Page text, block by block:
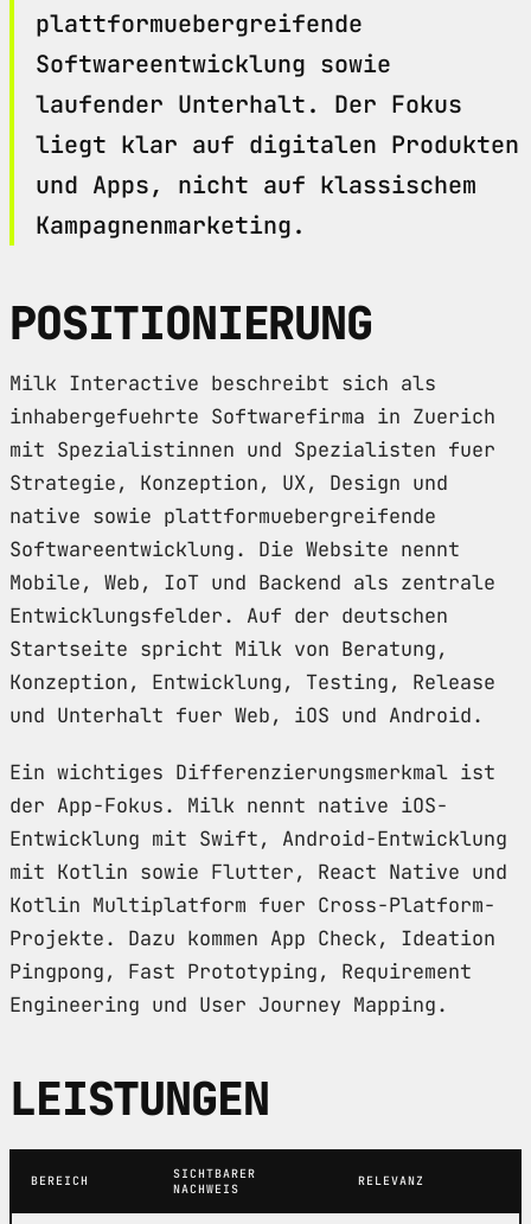
plattformuebergreifende
Softwareentwicklung sowie
laufender Unterhalt. Der Fokus
liegt klar auf digitalen Produkten
und Apps, nicht auf klassischem
Kampagnenmarketing.
POSITIONIERUNG
Milk Interactive beschreibt sich als
inhabergefuehrte Softwarefirma in Zuerich
mit Spezialistinnen und Spezialisten fuer
Strategie, Konzeption, UX, Design und
native sowie plattformuebergreifende
Softwareentwicklung. Die Website nennt
Mobile, Web, IoT und Backend als zentrale
Entwicklungsfelder. Auf der deutschen
Startseite spricht Milk von Beratung,
Konzeption, Entwicklung, Testing, Release
und Unterhalt fuer Web, iOS und Android.
Ein wichtiges Differenzierungsmerkmal ist
der App-Fokus. Milk nennt native iOS-
Entwicklung mit Swift, Android-Entwicklung
mit Kotlin sowie Flutter, React Native und
Kotlin Multiplatform fuer Cross-Platform-
Projekte. Dazu kommen App Check, Ideation
Pingpong, Fast Prototyping, Requirement
Engineering und User Journey Mapping.
LEISTUNGEN
BEREICH
SICHTBARER
NACHWEIS
RELEVANZ